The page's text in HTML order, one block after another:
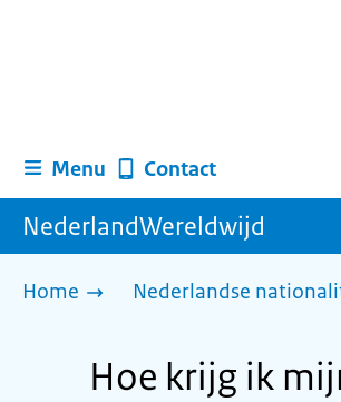
Menu Contact
NederlandWereldwijd
Home Nederlandse
Hoe krijg ik